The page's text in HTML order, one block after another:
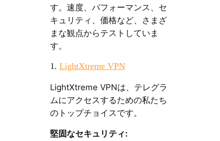
す。速度、パフォーマンス、セ
キュリティ、価格など、さまざ
まな観点からテストしていま
す。
1. LightXtreme VPN
LightXtreme VPNは、テレグラ
ムにアクセスするための私たち
のトップチョイスです。
堅固なセキュリティ: